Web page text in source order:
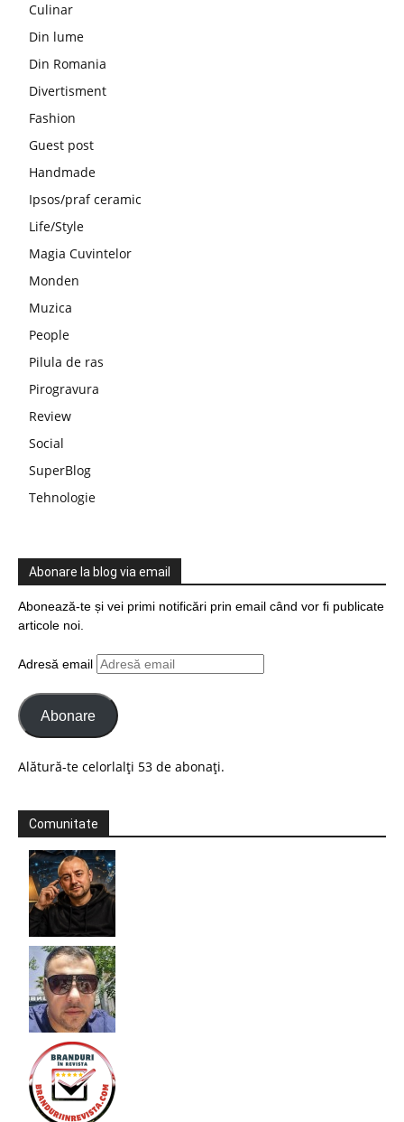
Culinar
Din lume
Din Romania
Divertisment
Fashion
Guest post
Handmade
Ipsos/praf ceramic
Life/Style
Magia Cuvintelor
Monden
Muzica
People
Pilula de ras
Pirogravura
Review
Social
SuperBlog
Tehnologie
Abonare la blog via email
Abonează-te și vei primi notificări prin email când vor fi publicate
articole noi.
Adresă email
Abonare
Alătură-te celorlalți 53 de abonați.
Comunitate